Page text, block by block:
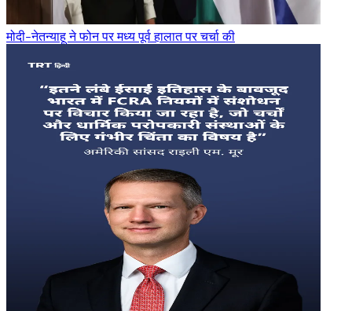
मोदी-नेतन्याहू ने फोन पर मध्य पूर्व हालात पर चर्चा की